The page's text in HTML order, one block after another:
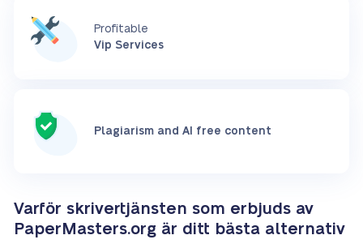
Profitable
Vip Services
Plagiarism and AI free content
Varför skrivertjänsten som erbjuds av
PaperMasters.org är ditt bästa alternativ